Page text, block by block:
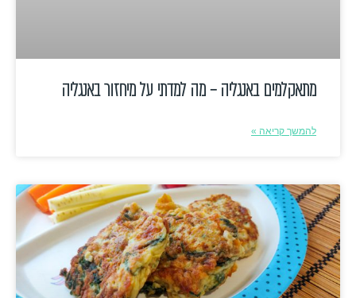
מתאקלמים באנגליה – מה למדתי על מיחזור באנגליה
להמשך קריאה »